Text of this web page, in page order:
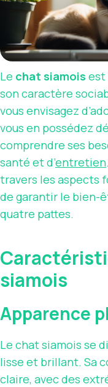
Le chat siamois est
son caractère
vous envisagez
vous en possédez
comprendre ses
santé et d’entretien
travers les aspects
de garantir le bien-
quatre pattes.
siamois
Apparence
Le chat siamois se
lisse et brillant. Sa
claire, avec des